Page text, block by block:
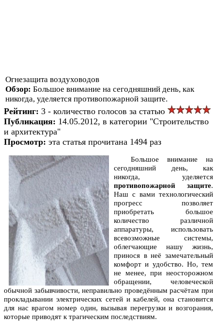
Огнезащита воздуховодов
Обзор: Большое внимание на сегодняшний день, как
никогда, уделяется противопожарной защите.
Рейтинг: 3 - количество голосов за статью
Публикация: 14.05.2012, в категории "Строительство
и архитектура"
Просмотр: эта статья прочитана 1494 раз
Большое внимание на
сегодняшний день, как
никогда, уделяется
противопожарной защите.
Наш с вами технологический
прогресс позволяет
приобретать большое
количество различной
аппаратуры, использовать
всевозможные системы,
облегчающие нашу жизнь,
принося в неё замечательный
комфорт и удобство. Но, тем
не менее, при неосторожном
обращении, человеческой
обычной забывчивости, неправильно проведённым расчётам при
прокладывании электрических сетей и кабелей, она становится
для нас врагом номер один, вызывая перегрузки и возгорания,
которые приводят к трагическим последствиям.